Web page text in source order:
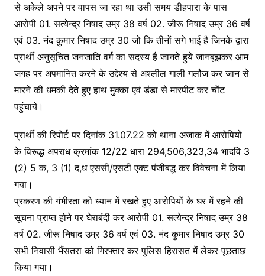
से अकेले अपने पर वापस जा रहा था उसी समय डीहपारा के पास
आरोपी 01. सत्येन्द्र निषाद उम्र 38 वर्ष 02. जीरू निषाद उम्र 36 वर्ष
एवं 03. नंद कुमार निषाद उम्र 30 जो कि तीनों सगे भाई है जिनके द्वारा
प्रार्थी अनुसूचित जनजाति वर्ग का सदस्य है जानते हुये जानबूझकर आम
जगह पर अपमानित करने के उद्देश्य से अश्लील गाली गलौज कर जान से
मारने की धमकी देते हुए हाथ मुक्का एवं डंडा से मारपीट कर चोंट
पहुंचाये।
प्रार्थी की रिपोर्ट पर दिनांक 31.07.22 को थाना अजाक में आरोपियों
के विरूद्ध अपराध क्रमांक 12/22 धारा 294,506,323,34 भादवि 3
(2) 5 क, 3 (1) द,ध एससी/एसटी एक्ट पंजीबद्ध कर विवेचना में लिया
गया।
प्रकरण की गंभीरता को ध्यान में रखते हुए आरोपियों के घर में रहने की
सूचना प्राप्त होने पर घेराबंदी कर आरोपी 01. सत्येन्द्र निषाद उम्र 38
वर्ष 02. जीरू निषाद उम्र 36 वर्ष एवं 03. नंद कुमार निषाद उम्र 30
सभी निवासी भैंसतरा को गिरफ्तार कर पुलिस हिरासत में लेकर पूछताछ
किया गया।